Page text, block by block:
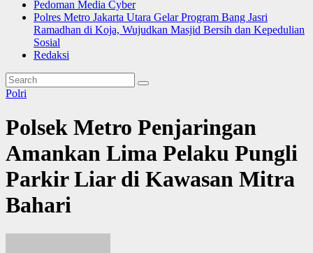
Pedoman Media Cyber
Polres Metro Jakarta Utara Gelar Program Bang Jasri
Ramadhan di Koja, Wujudkan Masjid Bersih dan Kepedulian
Sosial
Redaksi
Polri
Polsek Metro Penjaringan
Amankan Lima Pelaku Pungli
Parkir Liar di Kawasan Mitra
Bahari